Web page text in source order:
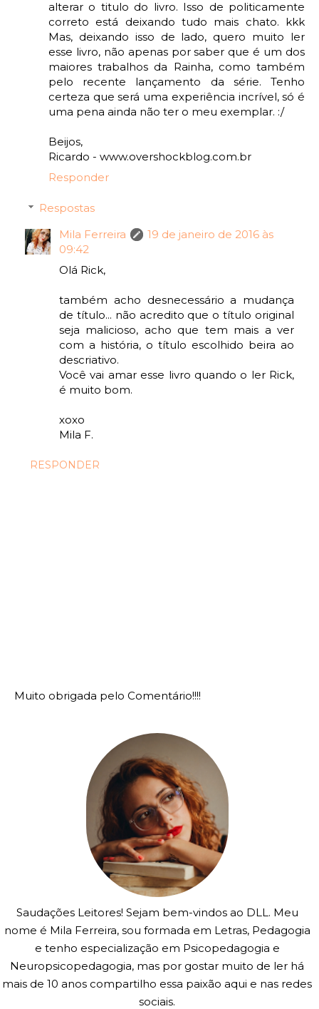
alterar o titulo do livro. Isso de politicamente
correto está deixando tudo mais chato. kkk
Mas, deixando isso de lado, quero muito ler
esse livro, não apenas por saber que é um dos
maiores trabalhos da Rainha, como também
pelo recente lançamento da série. Tenho
certeza que será uma experiência incrível, só é
uma pena ainda não ter o meu exemplar. :/
Beijos,
Ricardo - www.overshockblog.com.br
Responder
Respostas
Mila Ferreira
19 de janeiro de 2016 às
09:42
Olá Rick,
também acho desnecessário a mudança
de título... não acredito que o título original
seja malicioso, acho que tem mais a ver
com a história, o título escolhido beira ao
descriativo.
Você vai amar esse livro quando o ler Rick,
é muito bom.
xoxo
Mila F.
RESPONDER
Muito obrigada pelo Comentário!!!!
Saudações Leitores! Sejam bem-vindos ao DLL. Meu
nome é Mila Ferreira, sou formada em Letras, Pedagogia
e tenho especialização em Psicopedagogia e
Neuropsicopedagogia, mas por gostar muito de ler há
mais de 10 anos compartilho essa paixão aqui e nas redes
sociais.